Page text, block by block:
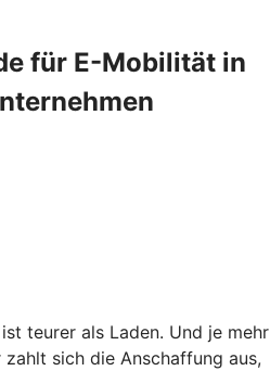
für E-Mobilität in
teurer als Laden. Und je mehr
sich die Anschaffung aus,